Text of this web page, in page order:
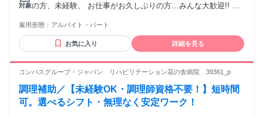
対象の方、未経験、 お仕事がお久しぶりの方…みんな大歓迎!! オ
ト、フリーターさんなど 様々な方が活躍中！ 経験者・ブラン
クがある方もOK！ ◎学生活躍中！ ◎パート主婦・主夫活躍
中！ ◎経験者歓迎！ ◎長期勤務歓迎！
雇用形態： アルバイト・パート
お気に入り 詳細を見る
コンパスグループ・ジャパン リハビリテーション花の舎病院 39361_p
調理補助／【未経験OK・調理師資格不要！】短時間
可。選べるシフト・無理なく安定ワーク！